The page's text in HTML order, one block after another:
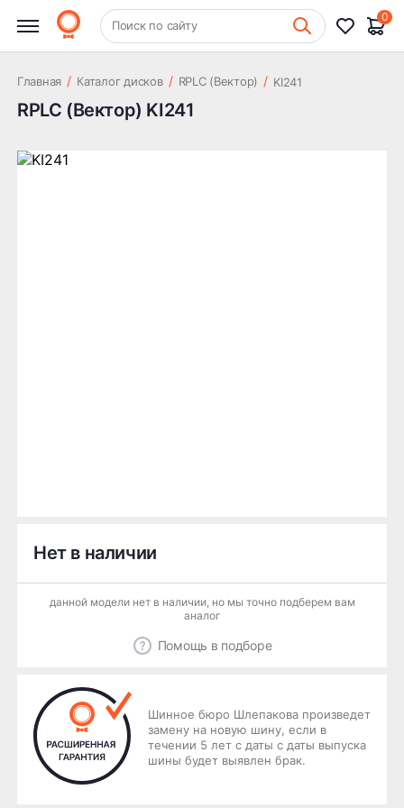
+7 (831) 261-35-35 Шиномонтаж
Поиск по сайту
0
Главная / Каталог дисков / RPLC (Вектор) / KI241
RPLC (Вектор) KI241
Нет в наличии
данной модели нет в наличии, но мы точно подберем вам
аналог
Помощь в подборе
Шинное бюро Шлепакова произведет
замену на новую шину, если в
течении 5 лет с даты с даты выпуска
шины будет выявлен брак.